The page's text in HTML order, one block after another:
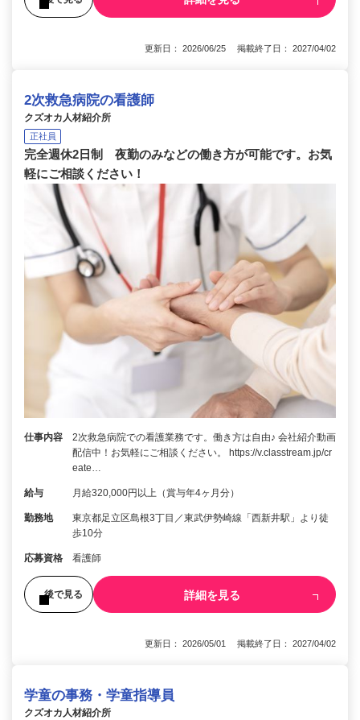
更新日： 2026/06/25 掲載終了日： 2027/04/02
2次救急病院の看護師
クズオカ人材紹介所
正社員
完全週休2日制 夜勤のみなどの働き方が可能です。お気
軽にご相談ください！
仕事内容
2次救急病院での看護業務です。働き方は自由♪ 会社紹介動画
配信中！お気軽にご相談ください。 https://v.classtream.jp/cr
eate…
給与 月給320,000円以上（賞与年4ヶ月分）
勤務地
東京都足立区島根3丁目／東武伊勢崎線「西新井駅」より徒
歩10分
応募資格 看護師
後で見る 詳細を見る
更新日： 2026/05/01 掲載終了日： 2027/04/02
学童の事務・学童指導員
クズオカ人材紹介所